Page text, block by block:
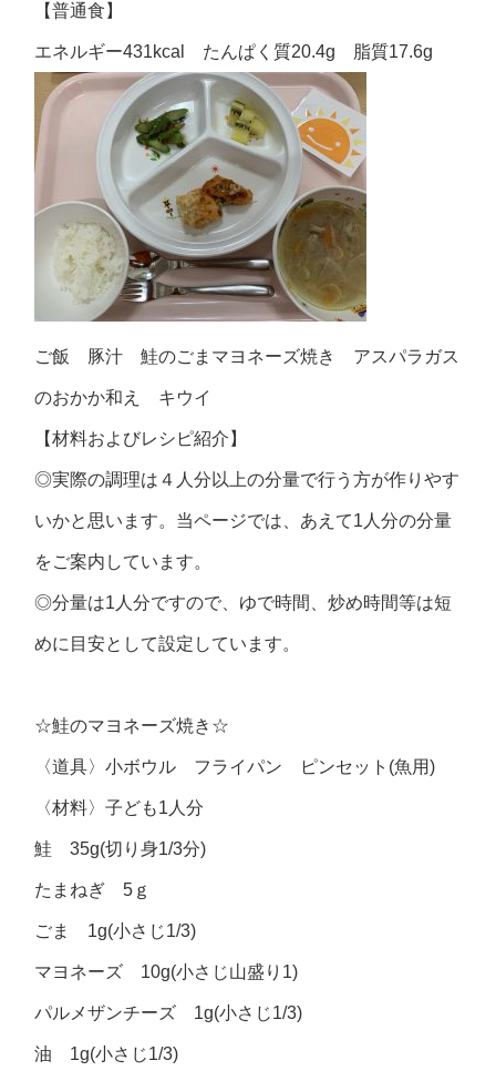
【普通食】
エネルギー431kcal たんぱく質20.4g 脂質17.6g
ご飯 豚汁 鮭のごまマヨネーズ焼き アスパラガス
のおかか和え キウイ
【材料およびレシピ紹介】
◎実際の調理は４人分以上の分量で行う方が作りやす
いかと思います。当ページでは、あえて1人分の分量
をご案内しています。
◎分量は1人分ですので、ゆで時間、炒め時間等は短
めに目安として設定しています。
☆鮭のマヨネーズ焼き☆
〈道具〉小ボウル フライパン ピンセット(魚用)
〈材料〉子ども1人分
鮭 35g(切り身1/3分)
たまねぎ 5ｇ
ごま 1g(小さじ1/3)
マヨネーズ 10g(小さじ山盛り1)
パルメザンチーズ 1g(小さじ1/3)
油 1g(小さじ1/3)